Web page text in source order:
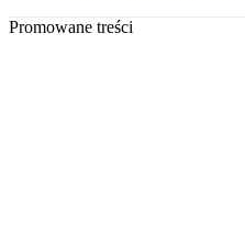
Promowane treści